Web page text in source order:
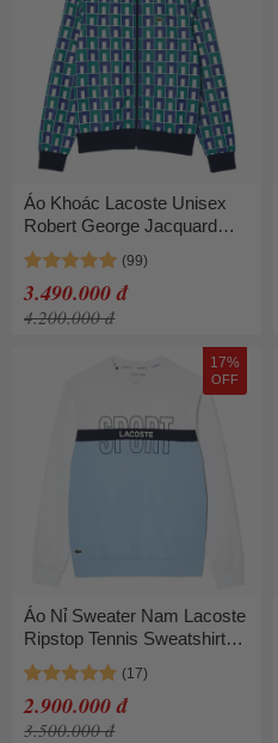
Áo Khoác Lacoste Unisex
Robert George Jacquard
Motif Zipped Sweatshirt
SH8646-IS8 Màu Xanh -
Trắng Size M
3.490.000 đ
4.200.000 đ
17%
OFF
Áo Nỉ Sweater Nam Lacoste
Ripstop Tennis Sweatshirt
SH1083-10 Màu Xanh Trắng
Size 3
2.900.000 đ
3.500.000 đ